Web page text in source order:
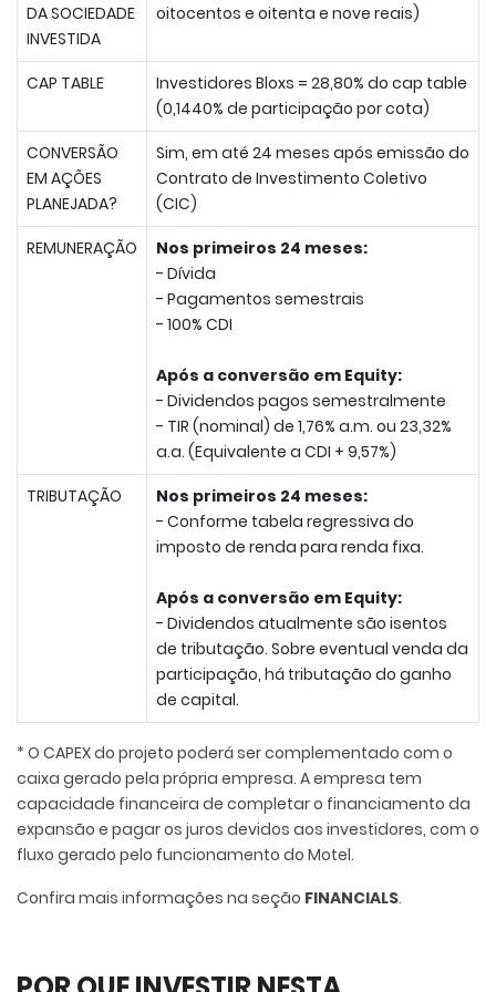
DA SOCIEDADE
INVESTIDA
oitocentos e oitenta e nove reais)
CAP TABLE
Investidores Bloxs = 28,80% do cap table
(0,1440% de participação por cota)
CONVERSÃO
EM AÇÕES
PLANEJADA?
Sim, em até 24 meses após emissão do
Contrato de Investimento Coletivo
(CIC)
REMUNERAÇÃO
Nos primeiros 24 meses:
- Dívida
- Pagamentos semestrais
- 100% CDI
Após a conversão em Equity:
- Dividendos pagos semestralmente
- TIR (nominal) de 1,76% a.m. ou 23,32%
a.a. (Equivalente a CDI + 9,57%)
TRIBUTAÇÃO
Nos primeiros 24 meses:
- Conforme tabela regressiva do
imposto de renda para renda fixa.
Após a conversão em Equity:
- Dividendos atualmente são isentos
de tributação. Sobre eventual venda da
participação, há tributação do ganho
de capital.
* O CAPEX do projeto poderá ser complementado com o
caixa gerado pela própria empresa. A empresa tem
capacidade financeira de completar o financiamento da
expansão e pagar os juros devidos aos investidores, com o
fluxo gerado pelo funcionamento do Motel.
Confira mais informações na seção FINANCIALS.